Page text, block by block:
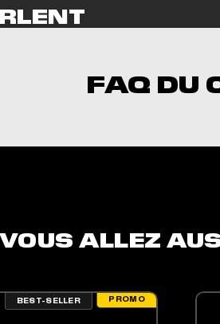
Time)
FAQ DU
VOUS ALLEZ
BEST-SELLER PROMO